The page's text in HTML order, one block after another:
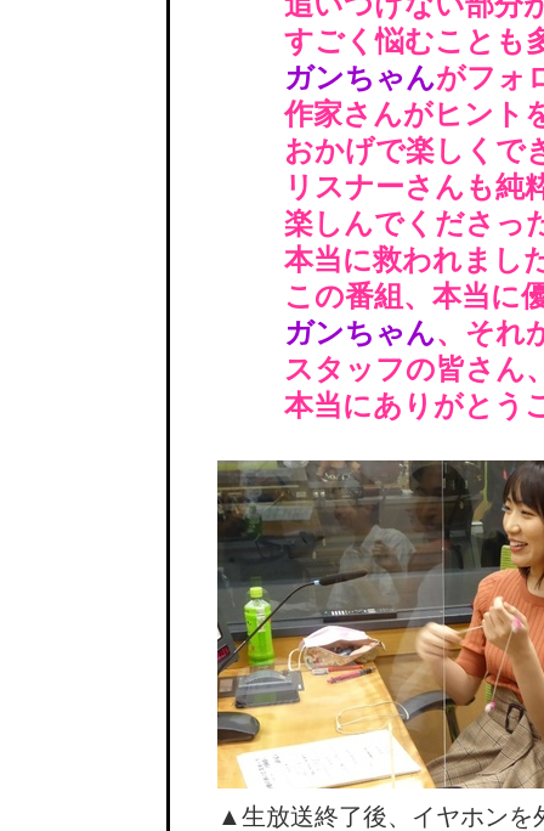
すごく悩むことも多
ガンちゃんがフォ
作家さんがヒントを
おかげで楽しくでき
リスナーさんも純粋
楽しんでくださった
本当に救われまし
この番組、本当に優
ガンちゃん、それ
スタッフの皆さん、
本当にありがとうご
▲生放送終了後、イヤホンを